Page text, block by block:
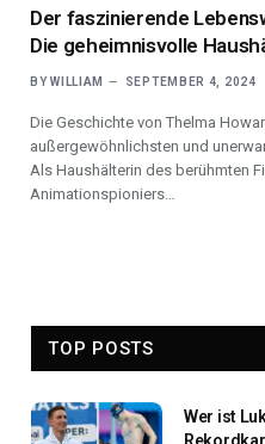
Der faszinierende
Die geheimnisvolle
BY WILLIAM SEPTEMBER 4, 2024
Die Geschichte von Thelma
außergewöhnlichsten und
Als Haushälterin des berühmten
Animationspioniers…
TOP POSTS
Wer ist